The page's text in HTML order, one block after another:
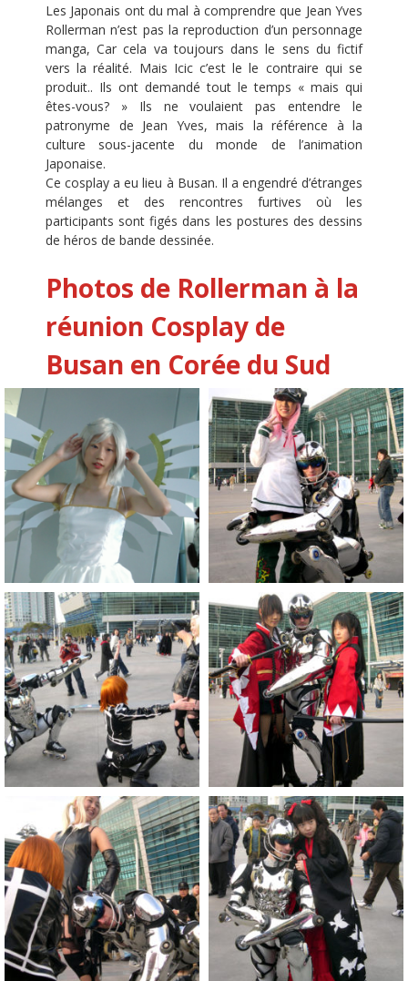
Les Japonais ont du mal à comprendre que Jean Yves
Rollerman n’est pas la reproduction d’un personnage
manga, Car cela va toujours dans le sens du fictif
vers la réalité. Mais Icic c’est le le contraire qui se
produit.. Ils ont demandé tout le temps « mais qui
êtes-vous? » Ils ne voulaient pas entendre le
patronyme de Jean Yves, mais la référence à la
culture sous-jacente du monde de l’animation
Japonaise.
Ce cosplay a eu lieu à Busan. Il a engendré d’étranges
mélanges et des rencontres furtives où les
participants sont figés dans les postures des dessins
de héros de bande dessinée.
Photos de Rollerman à la
réunion Cosplay de
Busan en Corée du Sud